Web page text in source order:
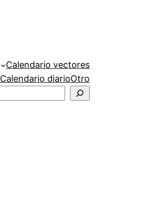
Calendario vectores
Calendario diarioOtro